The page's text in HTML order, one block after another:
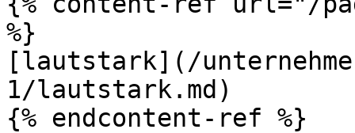
%}
[lautstark](/
1/lautstark.md)
{% endcontent-ref %}